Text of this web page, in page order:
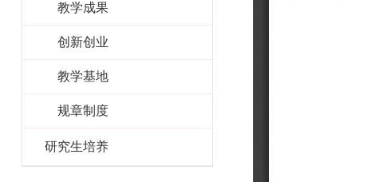
教学成果
创新创业
教学基地
规章制度
研究生培养